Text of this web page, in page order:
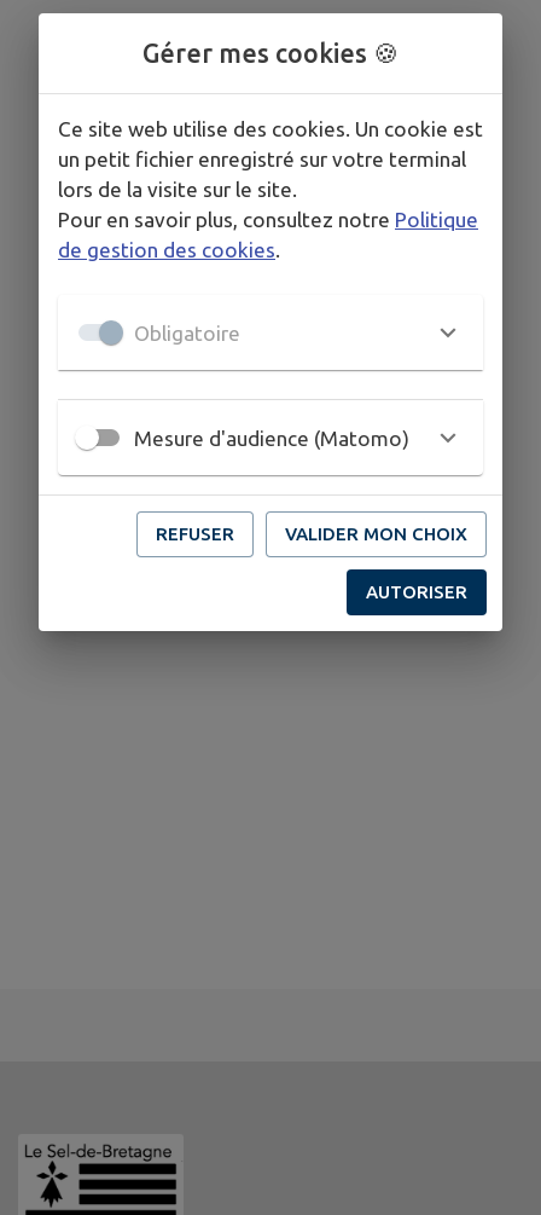
SITE INTERNET
Gérer mes cookies 🍪
Ce site web utilise des cookies. Un cookie est
un petit fichier enregistré sur votre terminal
lors de la visite sur le site.
Pour en savoir plus, consultez notre Politique
de gestion des cookies.
Obligatoire
Mesure d'audience (Matomo)
REFUSER VALIDER MON CHOIX
AUTORISER